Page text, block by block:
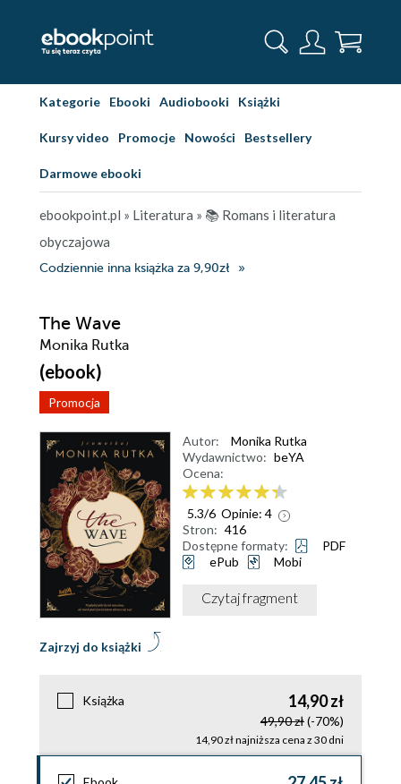
Kategorie Ebooki Audiobooki Książki
Kursy video Promocje Nowości Bestsellery
Darmowe ebooki
ebookpoint.pl » Literatura » 📚 Romans i literatura
obyczajowa
Codziennie inna książka za 9,90zł
The Wave
Monika Rutka
(ebook)
Promocja
Zajrzyj do książki
Autor:
Monika Rutka
Wydawnictwo: beYA
Ocena:
5.3/6 Opinie: 4
Stron: 416
Dostępne formaty:
PDF
ePub
Mobi
Czytaj fragment
Książka 14,90 zł
49,90 zł(-70%)
14,90 zł najniższa cena z 30 dni